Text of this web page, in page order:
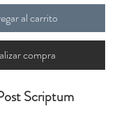
al carrito
compra
Scriptum